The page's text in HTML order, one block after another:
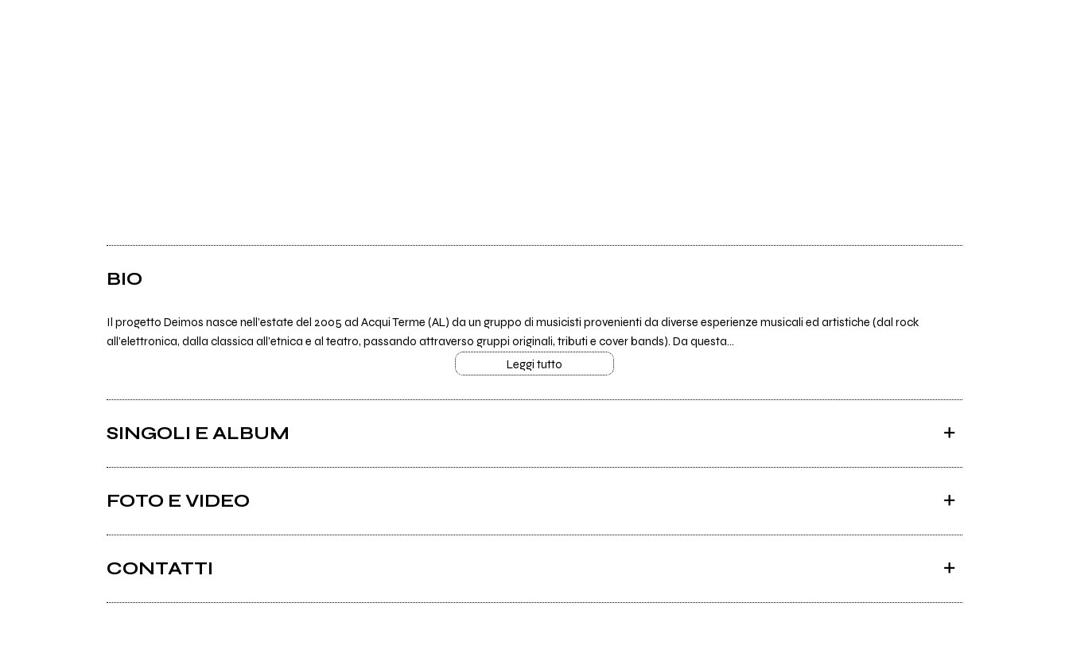
BIO
Il progetto Deimos nasce nell’estate del 2005 ad Acqui Terme (AL) da un gruppo di musicisti provenienti da diverse esperienze musicali ed artistiche (dal rock
all’elettronica, dalla classica all’etnica e al teatro, passando attraverso gruppi originali, tributi e cover bands). Da questa...
Leggi tutto
SINGOLI E ALBUM
FOTO E VIDEO
CONTATTI